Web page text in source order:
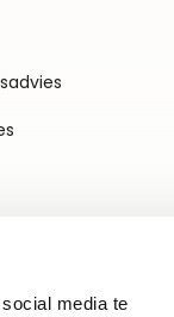
media te